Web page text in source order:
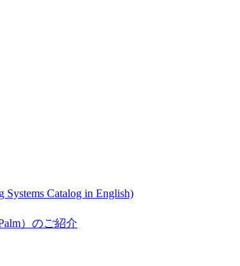
Catalog in English)
）のご紹介